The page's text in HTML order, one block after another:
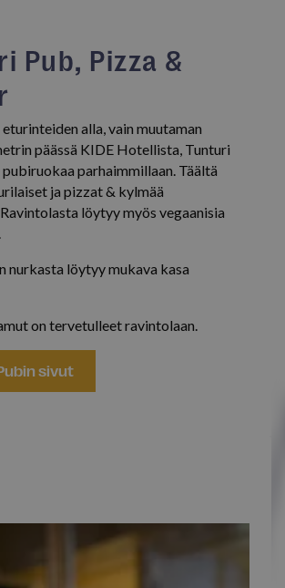
Pub, Pizza &
alla, vain muutaman
päässä KIDE Hotellista, Tunturi
parhaimmillaan. Täältä
ja pizzat & kylmää
löytyy myös vegaanisia
nurkasta löytyy mukava kasa
on tervetulleet ravintolaan.
sivut